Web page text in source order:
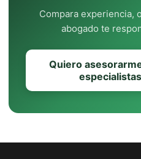
Compara experiencia,
abogado te
Quiero
especialistas